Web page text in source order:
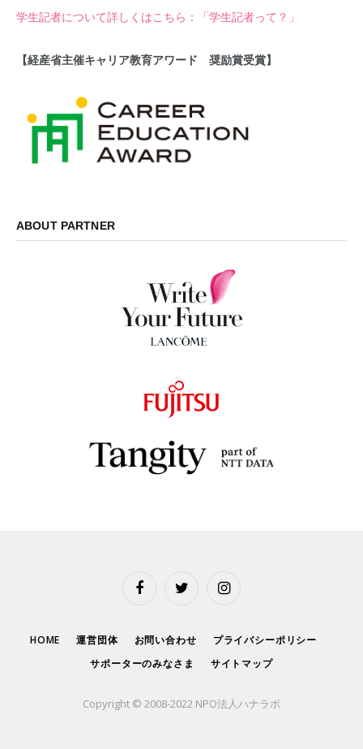
学生記者について詳しくはこちら：「学生記者って？」
【経産省主催キャリア教育アワード 奨励賞受賞】
ABOUT PARTNER
FacebookTwitter Instagram
HOME 運営団体 お問い合わせ
プライバシーポリシー
サポーターのみなさま
サイトマップ
Copyright © 2008-2022 NPO法人ハナラボ